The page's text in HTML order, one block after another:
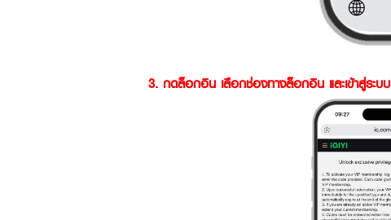
3. กดล็อกอิน เลือกช่องทางล็อกอิน และเข้าสู่ระบบ